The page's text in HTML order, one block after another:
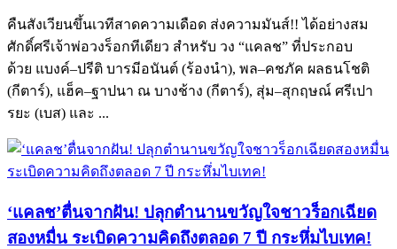
คืนสังเวียนขึ้นเวทีสาดความเดือด ส่งความมันส์!! ได้อย่างสม
ศักดิ์ศรีเจ้าพ่อวงร็อกทีเดียว สำหรับ วง “แคลช” ที่ประกอบ
ด้วย แบงค์–ปรีติ บารมีอนันต์ (ร้องนำ), พล–คชภัค ผลธนโชติ
(กีตาร์), แฮ็ค–ฐาปนา ณ บางช้าง (กีตาร์), สุ่ม–สุกฤษณ์ ศรีเปา
รยะ (เบส) และ ...
‘แคลช’ตื่นจากฝัน! ปลุกตำนานขวัญใจชาวร็อกเฉียด
สองหมื่น ระเบิดความคิดถึงตลอด 7 ปี กระหึ่มไบเทค!